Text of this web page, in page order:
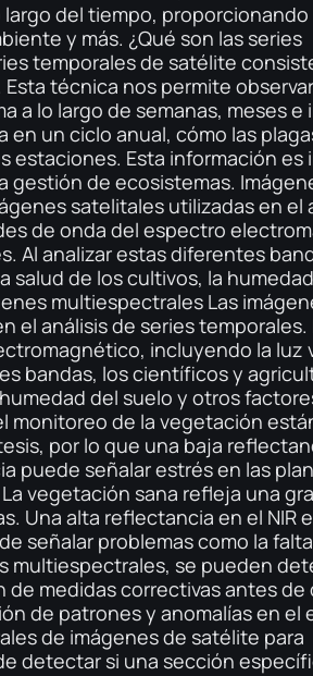
del tiempo, proporcionando
y más. ¿Qué son las series
temporales de satélite
técnica nos permite
a lo largo de semanas, meses e
un ciclo anual, cómo las
estaciones. Esta información es
gestión de ecosistemas.
satelitales utilizadas en el
de onda del espectro
Al analizar estas diferentes
de los cultivos, la
multiespectrales Las
el análisis de series temporales.
incluyendo la luz
bandas, los científicos y
del suelo y otros
monitoreo de la vegetación
por lo que una baja
puede señalar estrés en las
vegetación sana refleja una
Una alta reflectancia en el NIR
señalar problemas como la
multiespectrales, se pueden
medidas correctivas antes de
de patrones y anomalías en el
de imágenes de satélite para
detectar si una sección